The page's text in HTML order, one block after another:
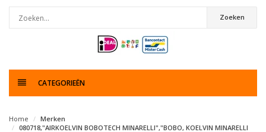
Zoeken
CATEGORIEËN
Home
Merken
080718,"AIRKOELVIN BOBOTECH MINARELLI","BOBO, KOELVIN MINARELLI